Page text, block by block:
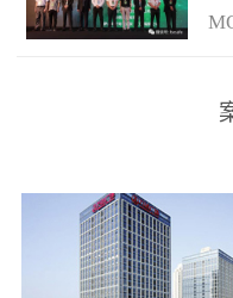
联，一台监控主机最多
从监控主机上获取，最
只能接6台，超过的需从